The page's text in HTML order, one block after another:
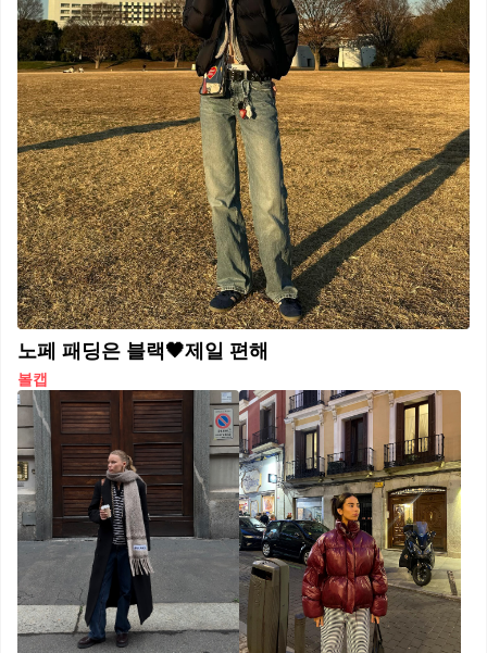
노페 패딩은 블랙🖤제일 편해
볼캡